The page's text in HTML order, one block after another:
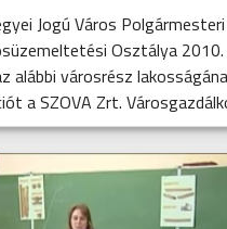
Jogú Város Polgármesteri
Osztálya
alábbi városrész
a SZOVA Zrt.